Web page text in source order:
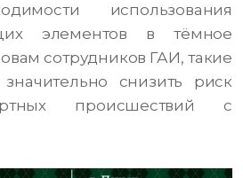
использования
элементов в тёмное
сотрудников ГАИ, такие
снизить риск
происшествий с